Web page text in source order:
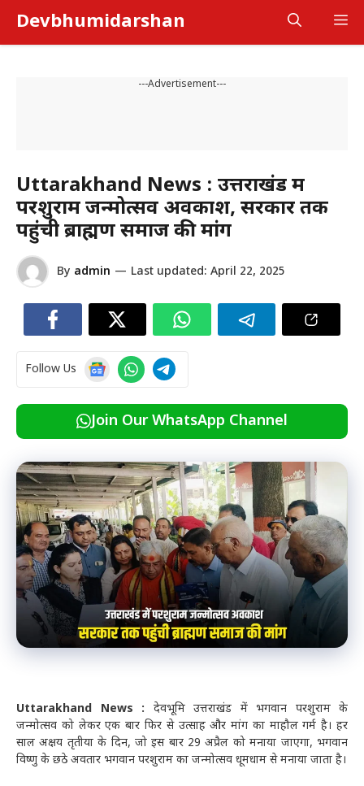
content
Devbhumidarshan
---Advertisement---
Uttarakhand News : उत्तराखंड में
परशुराम जन्मोत्सव अवकाश, सरकार तक
पहुंची ब्राह्मण समाज की मांग
By admin — Last updated: April 22, 2025
Follow Us
Join Our WhatsApp Channel
Uttarakhand News : देवभूमि उत्तराखंड में भगवान परशुराम के
जन्मोत्सव को लेकर एक बार फिर से उत्साह और मांग का माहौल गर्म है। हर
साल अक्षय तृतीया के दिन, जो इस बार 29 अप्रैल को मनाया जाएगा, भगवान
विष्णु के छठे अवतार भगवान परशुराम का जन्मोत्सव धूमधाम से मनाया जाता है।